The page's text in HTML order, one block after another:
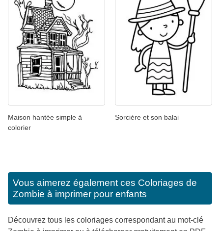
Maison hantée simple à
colorier
Sorcière et son balai
Vous aimerez également ces Coloriages de
Zombie à imprimer pour enfants
Découvrez tous les coloriages correspondant au mot-clé